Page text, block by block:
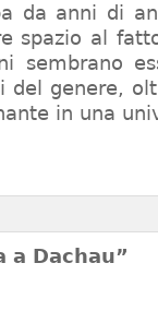
da anni di
spazio al fatto
sembrano
del genere,
in una
a Dachau”